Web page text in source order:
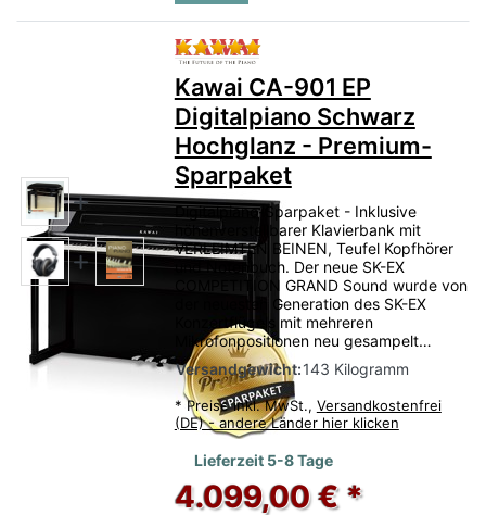
Bewertung: 5 von 5
Kawai CA-901 EP
Digitalpiano Schwarz
Hochglanz - Premium-
Sparpaket
Digitalpiano-Sparpaket - Inklusive
höhenverstellbarer Klavierbank mit
VERLEIMTEN BEINEN, Teufel Kopfhörer
und Notenbuch. Der neue SK-EX
COMPETITION GRAND Sound wurde von
der neuesten Generation des SK-EX
Konzertflügels mit mehreren
Mikrofonpositionen neu gesampelt…
Versandgewicht:143 Kilogramm
* Preise inkl. MwSt., Versandkostenfrei
(DE) - andere Länder hier klicken
Lieferzeit 5-8 Tage
4.099,00 € *